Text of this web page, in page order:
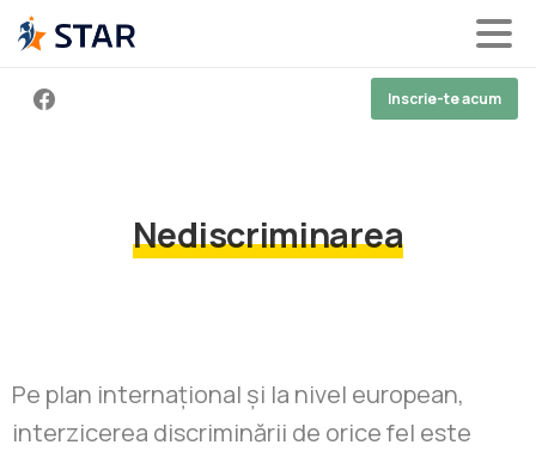
Inscrie-te acum
Nediscriminarea
Pe plan internaţional şi la nivel european,
interzicerea discriminării de orice fel este